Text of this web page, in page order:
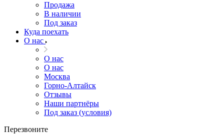
Продажа
В наличии
Под заказ
Куда поехать
О нас
О нас
О нас
Москва
Горно-Алтайск
Отзывы
Наши партнёры
Под заказ (условия)
Перезвоните